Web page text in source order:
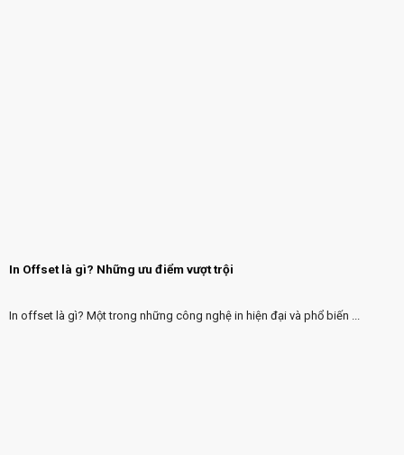
In Offset là gì? Những ưu điểm vượt trội
In offset là gì? Một trong những công nghệ in hiện đại và phổ biến ...